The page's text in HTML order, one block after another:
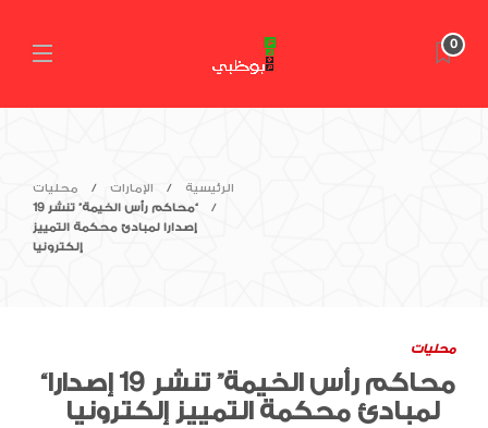
0
الرئيسية الإمارات
محليات
“محاكم رأس الخيمة” تنشر 19
إصدارا لمبادئ محكمة التمييز
إلكترونيا
محليات
“محاكم رأس الخيمة” تنشر 19 إصدارا
لمبادئ محكمة التمييز إلكترونيا